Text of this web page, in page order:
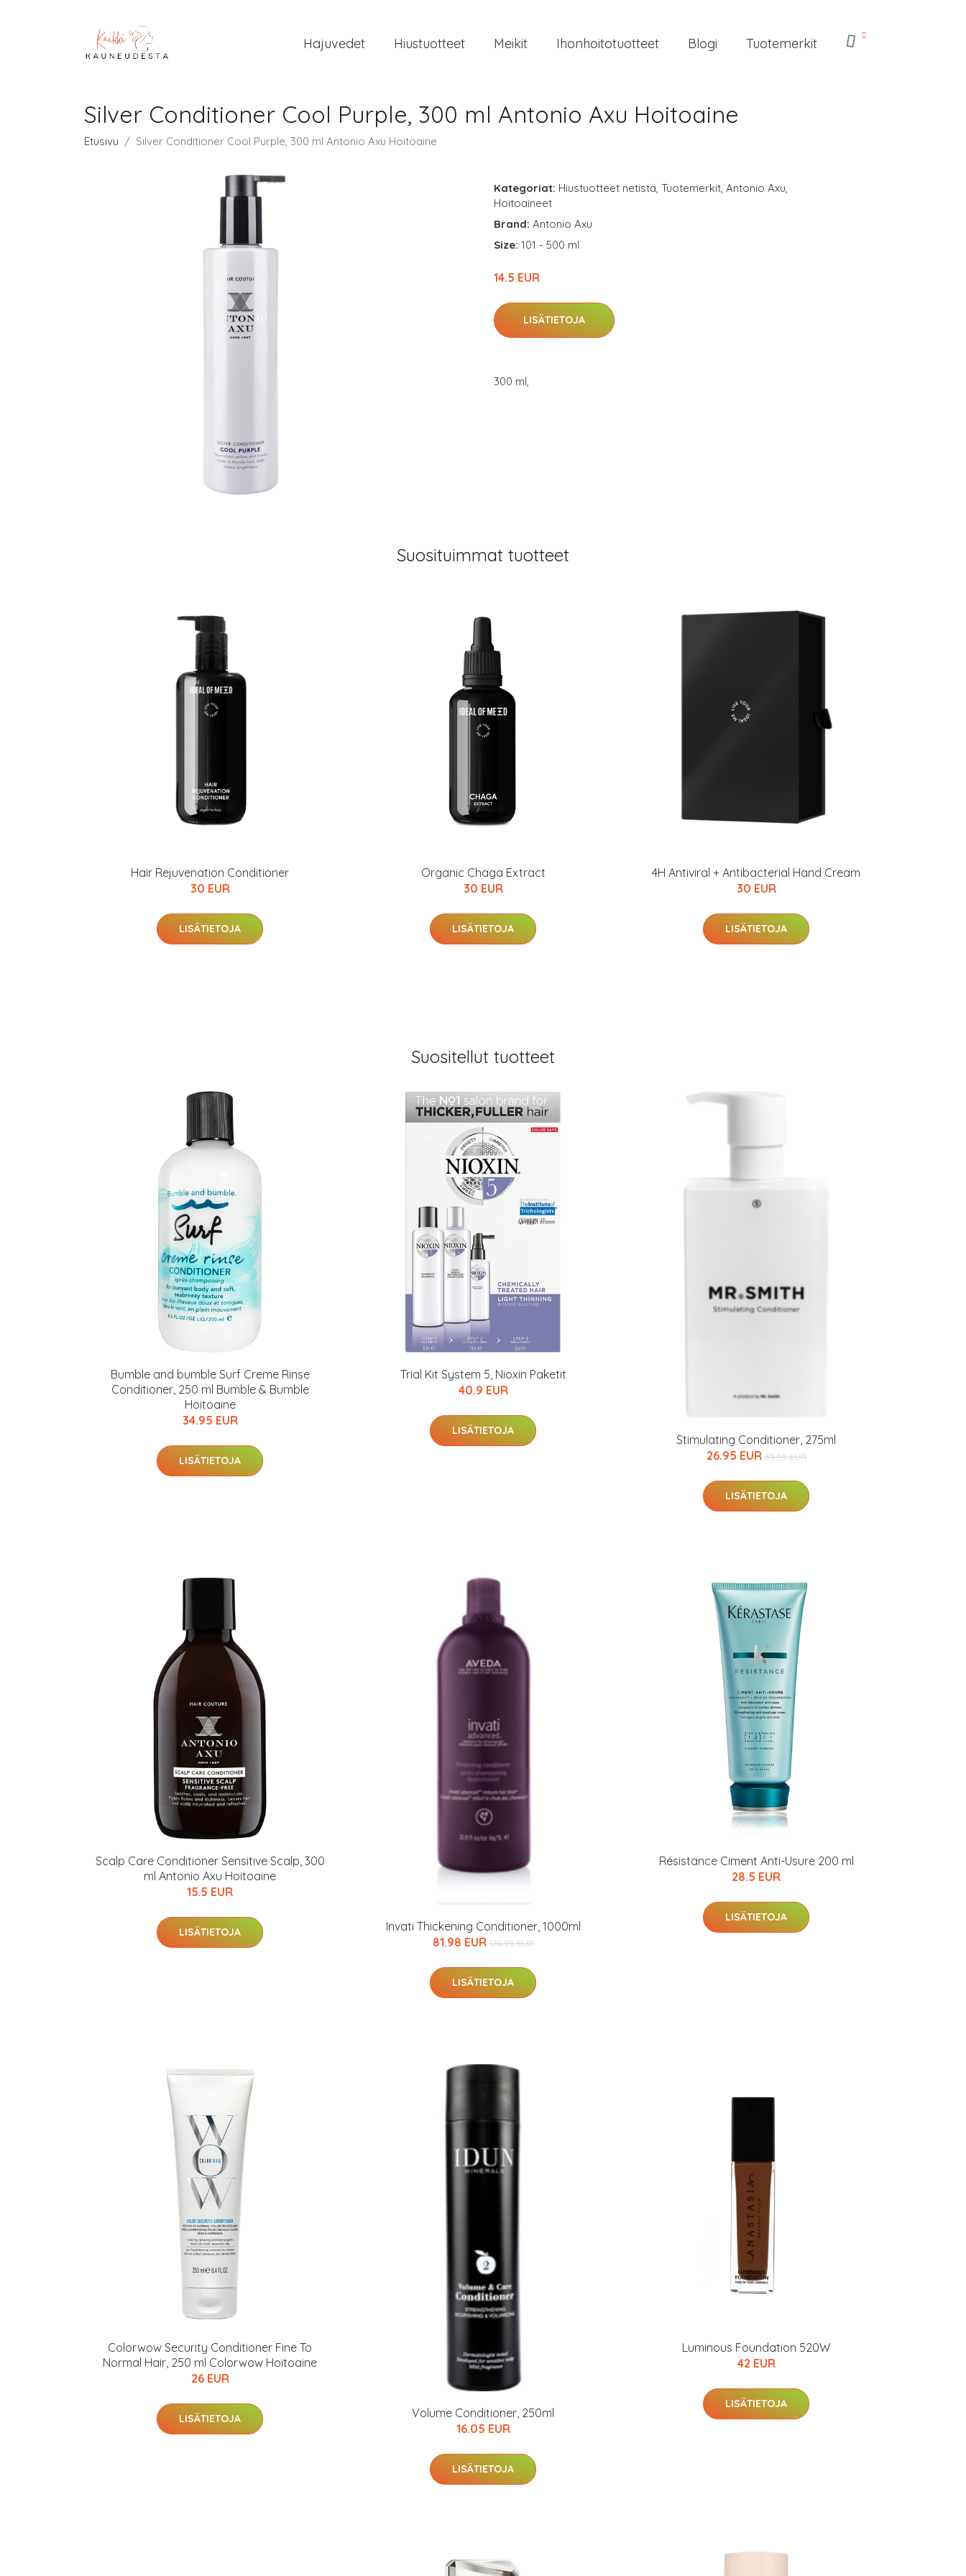
Hajuvedet Hiustuotteet Meikit Ihonhoitotuotteet Blogi Tuotemerkit
Silver Conditioner Cool Purple, 300 ml Antonio Axu Hoitoaine
Etusivu Silver Conditioner Cool Purple, 300 ml Antonio Axu Hoitoaine
Kategoriat: Hiustuotteet netistä, Tuotemerkit, Antonio Axu,
Hoitoaineet
Brand: Antonio Axu
Size: 101 - 500 ml
14.5 EUR
LISÄTIETOJA
300 ml,
Suosituimmat tuotteet
Hair Rejuvenation Conditioner
30 EUR
LISÄTIETOJA
Organic Chaga Extract
30 EUR
LISÄTIETOJA
4H Antiviral + Antibacterial Hand Cream
30 EUR
LISÄTIETOJA
Suositellut tuotteet
Bumble and bumble Surf Creme Rinse
Conditioner, 250 ml Bumble & Bumble
Hoitoaine
34.95 EUR
LISÄTIETOJA
Trial Kit System 5, Nioxin Paketit
40.9 EUR
LISÄTIETOJA
Stimulating Conditioner, 275ml
26.95 EUR 35.95 EUR
LISÄTIETOJA
Scalp Care Conditioner Sensitive Scalp, 300
ml Antonio Axu Hoitoaine
15.5 EUR
LISÄTIETOJA
Invati Thickening Conditioner, 1000ml
81.98 EUR 170.95 EUR
LISÄTIETOJA
Résistance Ciment Anti-Usure 200 ml
28.5 EUR
LISÄTIETOJA
Colorwow Security Conditioner Fine To
Normal Hair, 250 ml Colorwow Hoitoaine
26 EUR
LISÄTIETOJA
Volume Conditioner, 250ml
16.05 EUR
LISÄTIETOJA
Luminous Foundation 520W
42 EUR
LISÄTIETOJA
IdealofMeD Kauppa
Kaikki IdealofMeDin tuotteet -20 %!
Varaa terveystarkastus
nyt vain 200 €
hintaan.
KATSO TARJOUS